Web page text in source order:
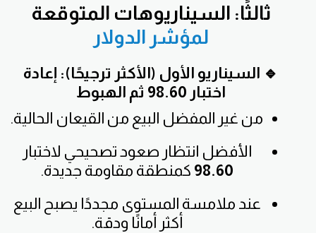
ثالثًا: السيناريوهات المتوقعة
لمؤشر الدولار
🔹 السيناريو الأول (الأكثر ترجيحًا): إعادة
اختبار 98.60 ثم الهبوط
من غير المفضل البيع من القيعان الحالية.
الأفضل انتظار صعود تصحيحي لاختبار
98.60 كمنطقة مقاومة جديدة.
عند ملامسة المستوى مجددًا يصبح البيع
أكثر أمانًا ودقة.